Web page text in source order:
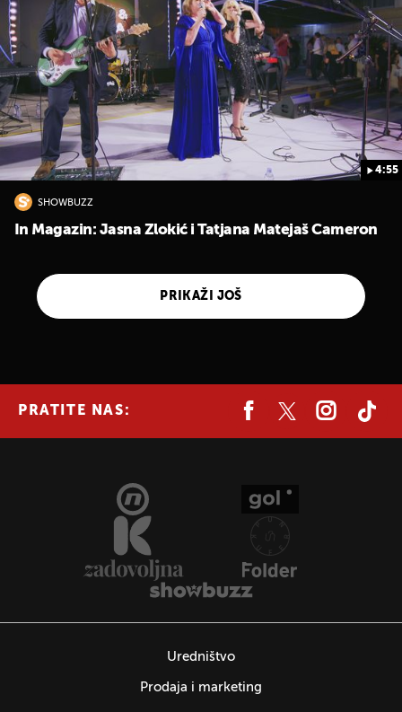
4:55
SHOWBUZZ
In Magazin: Jasna Zlokić i Tatjana Matejaš Cameron
PRIKAŽI JOŠ
PRATITE NAS:
Uredništvo
Prodaja i marketing